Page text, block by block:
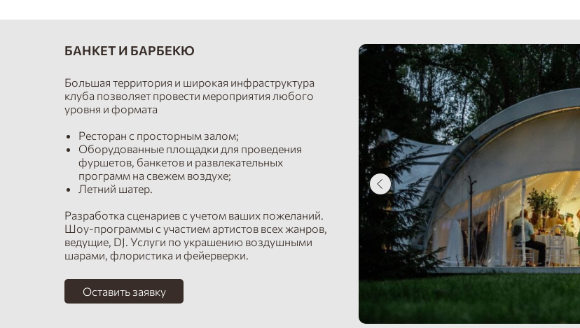
Большая территория и широкая инфраструктура
клуба позволяет провести мероприятия любого
уровня и формата
Ресторан с просторным залом;
Оборудованные площадки для проведения
фуршетов, банкетов и развлекательных
программ на свежем воздухе;
Летний шатер.
Разработка сценариев с учетом ваших пожеланий.
Шоу-программы с участием артистов всех жанров,
ведущие, DJ. Услуги по украшению воздушными
шарами, флористика и фейерверки.
БАНКЕТ И БАРБЕКЮ
Оставить заявку